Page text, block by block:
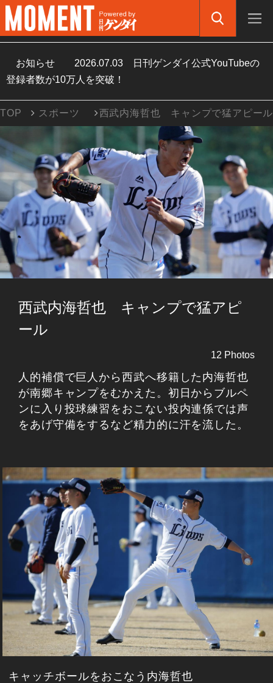
お知らせ 2026.07.03
日刊ゲンダイ公式YouTubeの
登録者数が10万人を突破！
TOP スポーツ 西武内海哲也 キャンプで猛アピール
西武内海哲也 キャンプで猛アピ
ール
12 Photos
人的補償で巨人から西武へ移籍した内海哲也
が南郷キャンプをむかえた。初日からブルペ
ンに入り投球練習をおこない投内連係では声
をあげ守備をするなど精力的に汗を流した。
キャッチボールをおこなう内海哲也